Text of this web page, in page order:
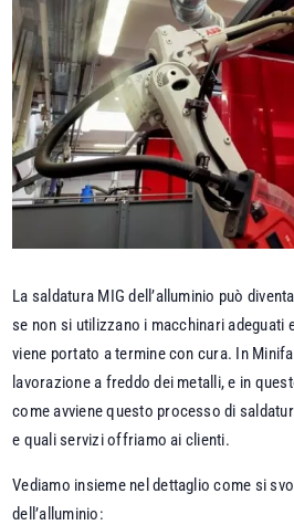
La saldatura MIG dell’alluminio può
se non si utilizzano i macchinari adeguati
viene portato a termine con cura. In
lavorazione a freddo dei metalli, e in
come avviene questo processo di
e quali servizi offriamo ai clienti.
Vediamo insieme nel dettaglio come si
dell’alluminio: